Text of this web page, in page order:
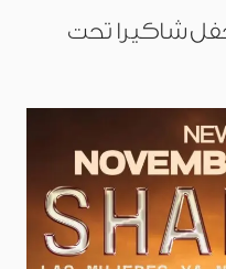
حفل شاكيرا تحت